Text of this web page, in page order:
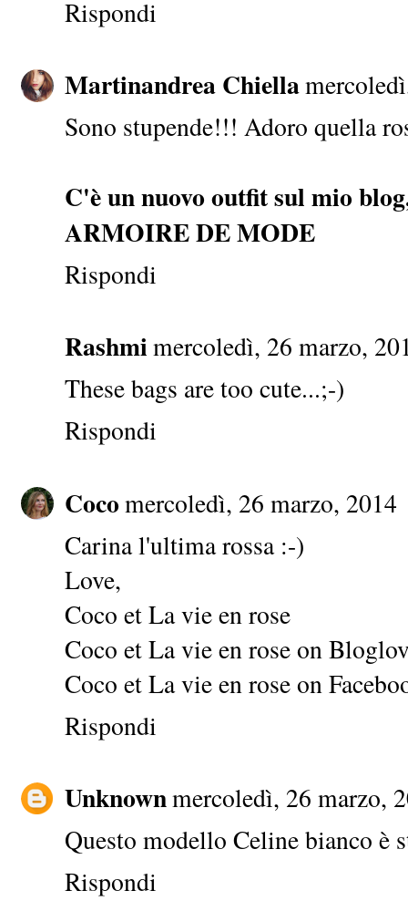
Rispondi
Martinandrea Chiella
Sono stupende!!! Adoro quella
C'è un nuovo outfit sul mio
ARMOIRE DE MODE
Rispondi
Rashmimercoledì, 26 marzo,
These bags are too cute...;-)
Rispondi
Cocomercoledì, 26 marzo, 2014
Carina l'ultima rossa :-)
Love,
Coco et La vie en rose
Coco et La vie en rose on
Coco et La vie en rose on
Rispondi
Unknownmercoledì, 26 marzo,
Questo modello Celine bianco è
Rispondi